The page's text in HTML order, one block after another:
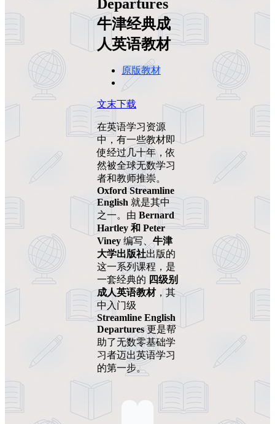
Departures
牛津经典成
人英语教材
原版教材
文末下载
在英语学习资源
中，有一些教材即
使经过几十年，依
然被全球无数学习
者和教师推崇。
Oxford Streamline
English 就是其中
之一。由 Bernard
Hartley 和 Peter
Viney 编写、牛津
大学出版社出版的
这一系列课程，是
一套经典的 四级别
成人英语教材，其
中入门级
Streamline English
Departures更是帮
助了无数零基础学
习者迈出英语学习
的第一步。